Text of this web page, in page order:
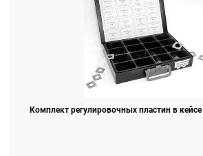
Комплект регулировочных пластин в кейсе